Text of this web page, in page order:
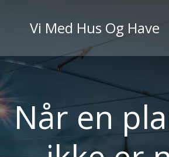
til
indhold
Vi Med Hus Og Have
Når en